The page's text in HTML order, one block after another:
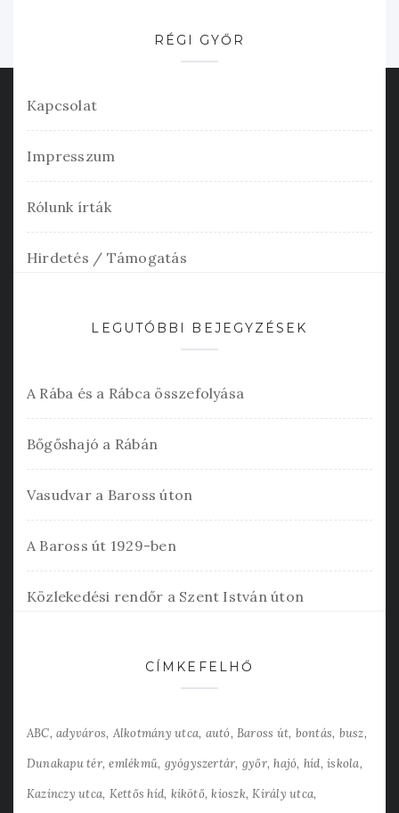
RÉGI GYŐR
Kapcsolat
Impresszum
Rólunk írták
Hirdetés / Támogatás
LEGUTÓBBI BEJEGYZÉSEK
A Rába és a Rábca összefolyása
Bőgőshajó a Rábán
Vasudvar a Baross úton
A Baross út 1929-ben
Közlekedési rendőr a Szent István úton
CÍMKEFELHŐ
ABC adyváros Alkotmány utca autó Baross út bontás busz
Dunakapu tér emlékmű gyógyszertár győr hajó híd iskola
Kazinczy utca Kettős híd kikötő kioszk Király utca